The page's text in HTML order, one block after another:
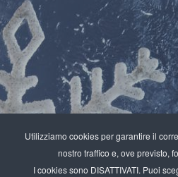
Utilizziamo cookies per garantire il
nostro traffico e, ove previsto,
I cookies sono DISATTIVATI. Puoi